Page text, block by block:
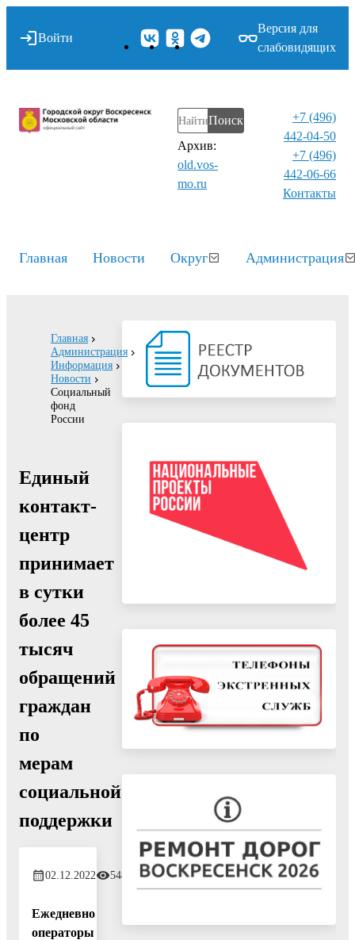
Войти
Версия для
слабовидящих
Поиск
Архив:
old.vos-
mo.ru
+7 (496)
442-04-50
+7 (496)
442-06-66
Контакты⁠
Главная Новости Округ Администрация
Главная
Администрация
Информация
Новости
Социальный
фонд
России
Единый
контакт-
центр
принимает
в сутки
более 45
тысяч
обращений
граждан
по
мерам
социальной
поддержки
02.12.2022 548
Ежедневно
операторы